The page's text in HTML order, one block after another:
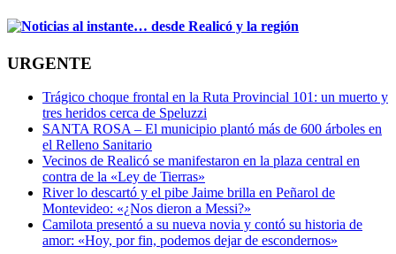
URGENTE
Trágico choque frontal en la Ruta Provincial 101: un muerto y
tres heridos cerca de Speluzzi
SANTA ROSA – El municipio plantó más de 600 árboles en
el Relleno Sanitario
Vecinos de Realicó se manifestaron en la plaza central en
contra de la «Ley de Tierras»
River lo descartó y el pibe Jaime brilla en Peñarol de
Montevideo: «¿Nos dieron a Messi?»
Camilota presentó a su nueva novia y contó su historia de
amor: «Hoy, por fin, podemos dejar de escondernos»